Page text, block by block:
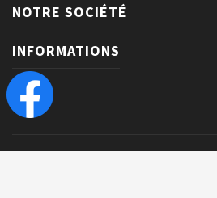
NOTRE SOCIÉTÉ
INFORMATIONS